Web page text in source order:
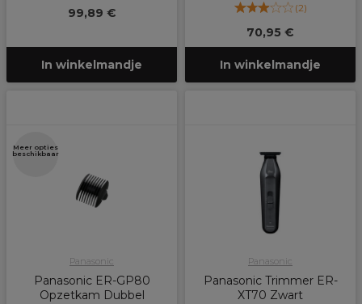
99,89 €
In winkelmandje
(2)
70,95 €
In winkelmandje
Meer opties
beschikbaar
Panasonic
Panasonic ER-GP80
Opzetkam Dubbel
Panasonic
Panasonic Trimmer ER-
XT70 Zwart